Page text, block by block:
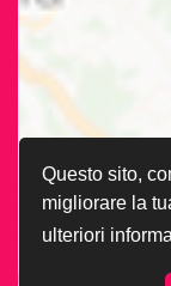
Questo sito,
migliorare la
ulteriori